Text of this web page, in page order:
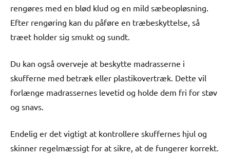
rengøres med en blød klud og en mild sæbeopløsning.
Efter rengøring kan du påføre en træbeskyttelse, så
træet holder sig smukt og sundt.
Du kan også overveje at beskytte madrasserne i
skufferne med betræk eller plastikovertræk. Dette vil
forlænge madrassernes levetid og holde dem fri for støv
og snavs.
Endelig er det vigtigt at kontrollere skuffernes hjul og
skinner regelmæssigt for at sikre, at de fungerer korrekt.